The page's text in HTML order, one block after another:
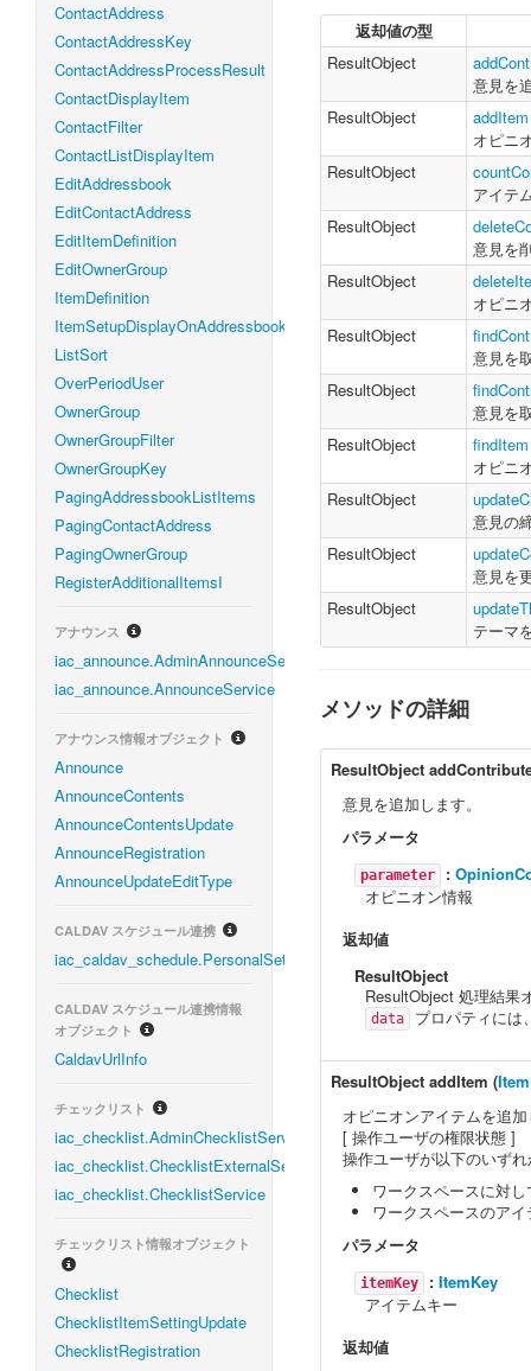
ContactAddress
ContactAddressKey
ContactAddressProcessResult
ContactDisplayItem
ContactFilter
ContactListDisplayItem
EditAddressbook
EditContactAddress
EditItemDefinition
EditOwnerGroup
ItemDefinition
ItemSetupDisplayOnAddressbook
ListSort
OverPeriodUser
OwnerGroup
OwnerGroupFilter
OwnerGroupKey
PagingAddressbookListItems
PagingContactAddress
PagingOwnerGroup
RegisterAdditionalItemsI
アナウンス
iac_announce.AdminAnnounceService
iac_announce.AnnounceService
アナウンス情報オブジェクト
Announce
AnnounceContents
AnnounceContentsUpdate
AnnounceRegistration
AnnounceUpdateEditType
CALDAV スケジュール連携
iac_caldav_schedule.PersonalSettingService
CALDAV スケジュール連携情報
オブジェクト
CaldavUrlInfo
チェックリスト
iac_checklist.AdminChecklistService
iac_checklist.ChecklistExternalService
iac_checklist.ChecklistService
チェックリスト情報オブジェクト
Checklist
ChecklistItemSettingUpdate
ChecklistRegistration
返却値の型
ResultObject
意見を
ResultObject
addItem
オピニ
ResultObject
アイテ
ResultObject
意見を
ResultObject
オピニ
ResultObject
意見を
ResultObject
意見を
ResultObject
findItem
オピニ
ResultObject
意見の
ResultObject
意見を
ResultObject
テーマ
メソッドの詳細
ResultObject
意見を追加します。
パラメータ
parameter :
オピニオン情報
返却値
ResultObject
ResultObject 処理結果
data プロパティには
ResultObject addItem (
オピニオンアイテムを追
[ 操作ユーザの権限状態 ]
操作ユーザが以下のいず
ワークスペースに対
ワークスペースのア
パラメータ
itemKey : ItemKey
アイテムキー
返却値